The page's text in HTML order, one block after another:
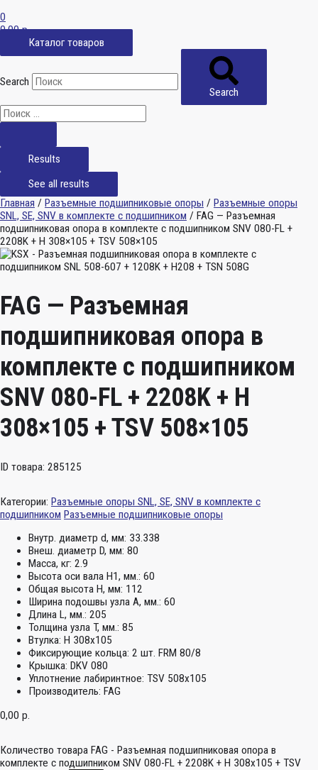
0
0,00р.
Каталог товаров
Search
Search
Results
See all results
Главная / Разъемные подшипниковые опоры / Разъемные опоры
SNL, SE, SNV в комплекте с подшипником / FAG — Разъемная
подшипниковая опора в комплекте с подшипником SNV 080-FL +
2208K + H 308×105 + TSV 508×105
FAG — Разъемная
подшипниковая опора в
комплекте с подшипником
SNV 080-FL + 2208K + H
308×105 + TSV 508×105
ID товара: 285125
Категории: Разъемные опоры SNL, SE, SNV в комплекте с
подшипником Разъемные подшипниковые опоры
Внутр. диаметр d, мм: 33.338
Внеш. диаметр D, мм: 80
Масса, кг: 2.9
Высота оси вала H1, мм.: 60
Общая высота H, мм: 112
Ширина подошвы узла А, мм.: 60
Длина L, мм.: 205
Толщина узла T, мм.: 85
Втулка: H 308x105
Фиксирующие кольца: 2 шт. FRM 80/8
Крышка: DKV 080
Уплотнение лабиринтное: TSV 508x105
Производитель: FAG
0,00 р.
Количество товара FAG - Разъемная подшипниковая опора в
комплекте с подшипником SNV 080-FL + 2208K + H 308x105 + TSV